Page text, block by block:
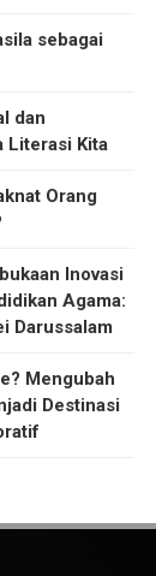
sebagai
dan
Literasi Kita
Orang
Inovasi
Agama:
Darussalam
Mengubah
Destinasi